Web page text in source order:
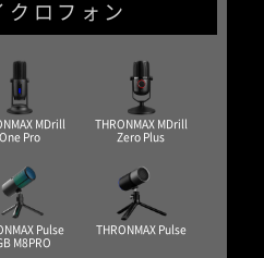
クロフォン
MDrill
One Pro
THRONMAX MDrill
Zero Plus
Pulse
M8PRO
THRONMAX Pulse